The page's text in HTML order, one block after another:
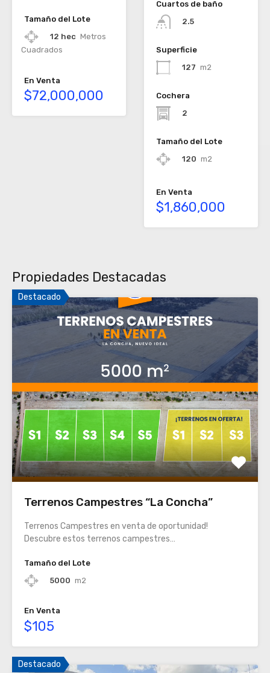
Tamaño del Lote
12 hec Metros
Cuadrados
En Venta
$72,000,000
Cuartos de baño
2.5
Superficie
127 m2
Cochera
2
Tamaño del Lote
120 m2
En Venta
$1,860,000
Propiedades Destacadas
Destacado
Terrenos Campestres “La Concha”
Terrenos Campestres en venta de oportunidad!
Descubre estos terrenos campestres…
Tamaño del Lote
5000 m2
En Venta
$105
Destacado